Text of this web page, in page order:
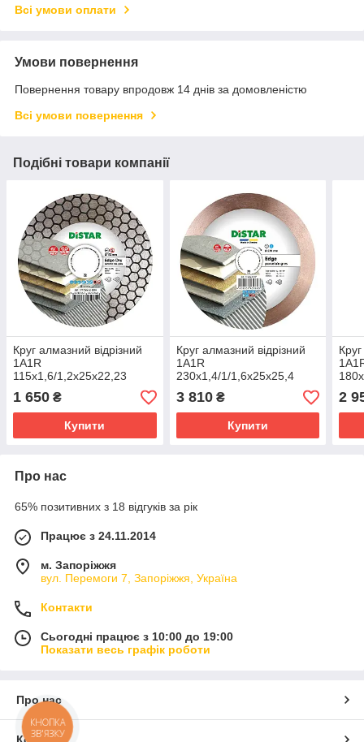
Всі умови оплати
Умови повернення
Повернення товару впродовж 14 днів за домовленістю
Всі умови повернення
Подібні товари компанії
Круг алмазний вiдрiзний
1A1R
115x1,6/1,2x25x22,23
Edge Dry
1 650 ₴
Купити
Круг алмазний вiдрiзний
1A1R
230x1,4/1/1,6x25x25,4
Edge
3 810₴
Купити
2
Про нас
65% позитивних з 18 відгуків за рік
Працює з 24.11.2014
м. Запоріжжя
вул. Перемоги 7, Запоріжжя, Україна
Контакти
Сьогодні працює з 10:00 до 19:00
Показати весь графік роботи
Про нас
КНОПКА
ЗВ'ЯЗКУ